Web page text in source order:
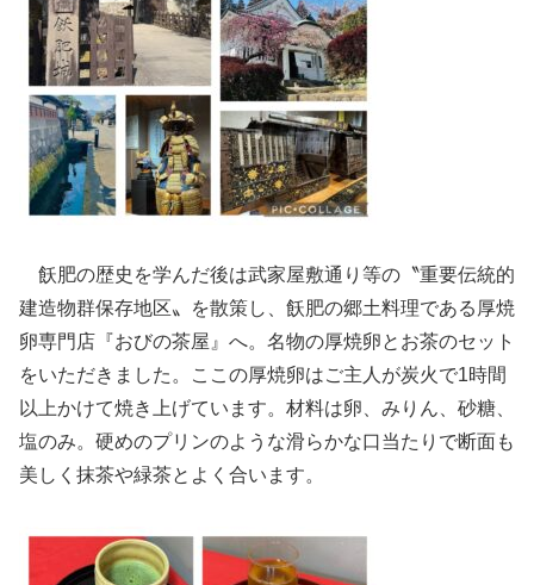
飫肥の歴史を学んだ後は武家屋敷通り等の〝重要伝統的
建造物群保存地区〟を散策し、飫肥の郷土料理である厚焼
卵専門店『おびの茶屋』へ。名物の厚焼卵とお茶のセット
をいただきました。ここの厚焼卵はご主人が炭火で1時間
以上かけて焼き上げています。材料は卵、みりん、砂糖、
塩のみ。硬めのプリンのような滑らかな口当たりで断面も
美しく抹茶や緑茶とよく合います。